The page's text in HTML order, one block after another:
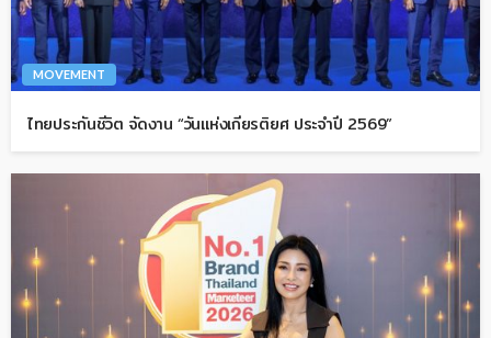
MOVEMENT
ไทยประกันชีวิต จัดงาน “วันแห่งเกียรติยศ ประจำปี 2569”